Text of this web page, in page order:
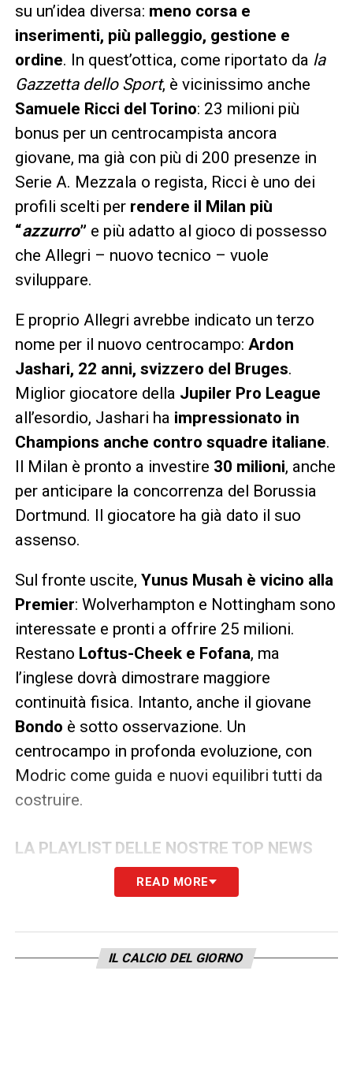
su un’idea diversa: meno corsa e
inserimenti, più palleggio, gestione e
ordine. In quest’ottica, come riportato da la
Gazzetta dello Sport, è vicinissimo anche
Samuele Ricci del Torino: 23 milioni più
bonus per un centrocampista ancora
giovane, ma già con più di 200 presenze in
Serie A. Mezzala o regista, Ricci è uno dei
profili scelti per rendere il Milan più
“azzurro” e più adatto al gioco di possesso
che Allegri – nuovo tecnico – vuole
sviluppare.
E proprio Allegri avrebbe indicato un terzo
nome per il nuovo centrocampo: Ardon
Jashari, 22 anni, svizzero del Bruges.
Miglior giocatore della Jupiler Pro League
all’esordio, Jashari ha impressionato in
Champions anche contro squadre italiane.
Il Milan è pronto a investire 30 milioni, anche
per anticipare la concorrenza del Borussia
Dortmund. Il giocatore ha già dato il suo
assenso.
Sul fronte uscite, Yunus Musah è vicino alla
Premier: Wolverhampton e Nottingham sono
interessate e pronti a offrire 25 milioni.
Restano Loftus-Cheek e Fofana, ma
l’inglese dovrà dimostrare maggiore
continuità fisica. Intanto, anche il giovane
Bondo è sotto osservazione. Un
centrocampo in profonda evoluzione, con
Modric come guida e nuovi equilibri tutti da
costruire.
LA PLAYLIST DELLE NOSTRE TOP NEWS
READ MORE
IL CALCIO DEL GIORNO